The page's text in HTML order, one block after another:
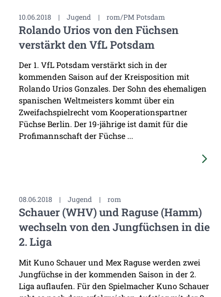
10.06.2018 | Jugend | rom/PM Potsdam
Rolando Urios von den Füchsen
verstärkt den VfL Potsdam
Der 1. VfL Potsdam verstärkt sich in der
kommenden Saison auf der Kreisposition mit
Rolando Urios Gonzales. Der Sohn des ehemaligen
spanischen Weltmeisters kommt über ein
Zweifachspielrecht vom Kooperationspartner
Füchse Berlin. Der 19-jährige ist damit für die
Profimannschaft der Füchse ...
08.06.2018 | Jugend | rom
Schauer (WHV) und Raguse (Hamm)
wechseln von den Jungfüchsen in die
2. Liga
Mit Kuno Schauer und Mex Raguse werden zwei
Jungfüchse in der kommenden Saison in der 2.
Liga auflaufen. Für den Spielmacher Kuno Schauer